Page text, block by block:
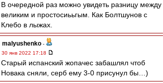
В очередной раз можно увидеть разницу между
великим и простосиььгым. Как Болтшунов с
Клебо в лыжах.
malyushenko -
30 янв 2022 17:18
Старый испанский жопачес забашлял чтоб
Новака сняли, серб ему 3-0 присунул бы…)